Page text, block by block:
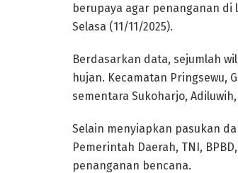
berupaya agar penanganan di
Selasa (11/11/2025).
Berdasarkan data, sejumlah
hujan. Kecamatan Pringsewu,
sementara Sukoharjo,
Selain menyiapkan pasukan
Pemerintah Daerah, TNI,
penanganan bencana.